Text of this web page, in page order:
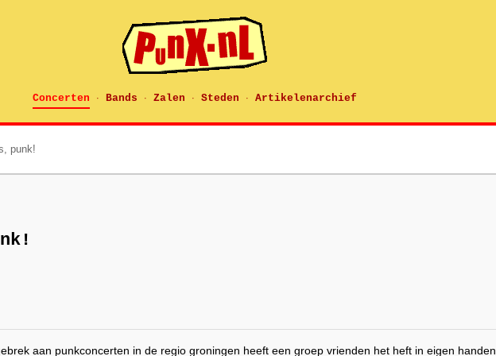
Concerten · Bands · Zalen · Steden · Artikelenarchief
punk!
aan punkconcerten in de regio groningen heeft een groep vrienden het heft in eigen handen